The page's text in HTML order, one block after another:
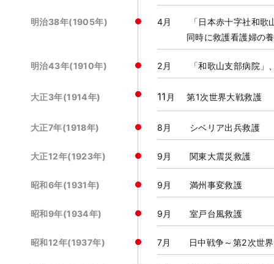
明治38年(1905年)
4月 「日本赤十字社和歌山
同時に救護看護婦の養
明治43年(1910年) 2月 「和歌山支部病院」、
大正3年(1914年) 11 月 第1次世界大戦救護
大正7年(1918年) 8月 シベリア出兵救護
大正12年(1923年) 9月 関東大震災救護
昭和6年(1931年) 9月 満州事変救護
昭和9年(1934年) 9月 室戸台風救護
昭和12年(1937年) 7月 日中戦争～第2次世界